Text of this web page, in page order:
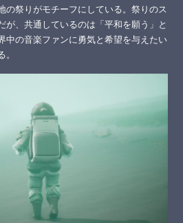
の祭りがモチーフにしている。祭りのス
が、共通しているのは「平和を願う」と
中の音楽ファンに勇気と希望を与えたい